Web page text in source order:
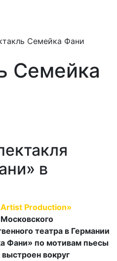
Семейка Фани
Семейка
в
Production»
театра в Германии
Фани» по мотивам пьесы
вокруг